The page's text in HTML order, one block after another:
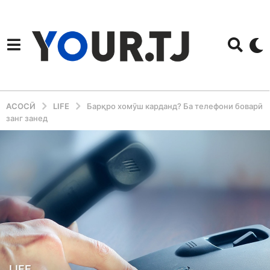
АСОСӢ LIFE
Барқро хомӯш карданд? Ба телефони боварӣ
занг занед